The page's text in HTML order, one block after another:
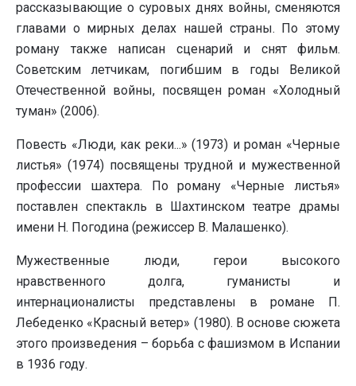
рассказывающие о суровых днях войны, сменяются
главами о мирных делах нашей страны. По этому
роману также написан сценарий и снят фильм.
Советским летчикам, погибшим в годы Великой
Отечественной войны, посвящен роман «Холодный
туман» (2006).
Повесть «Люди, как реки...» (1973) и роман «Черные
листья» (1974) посвящены трудной и мужественной
профессии шахтера. По роману «Черные листья»
поставлен спектакль в Шахтинском театре драмы
имени Н. Погодина (режиссер В. Малашенко).
Мужественные люди, герои высокого
нравственного долга, гуманисты и
интернационалисты представлены в романе П.
Лебеденко «Красный ветер» (1980). В основе сюжета
этого произведения – борьба с фашизмом в Испании
в 1936 году.